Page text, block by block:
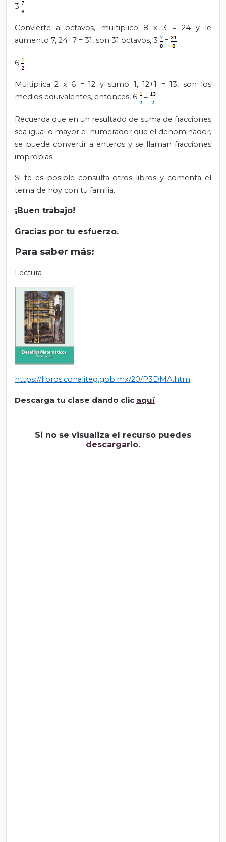
3
Convierte a octavos, multiplico 8 x 3 = 24 y le
aumento 7, 24+7 = 31, son 31 octavos, 3
=
6
Multiplica 2 x 6 = 12 y sumo 1, 12+1 = 13, son los
medios equivalentes, entonces, 6
=
Recuerda que en un resultado de suma de fracciones
sea igual o mayor el numerador que el denominador,
se puede convertir a enteros y se llaman fracciones
impropias.
Si te es posible consulta otros libros y comenta el
tema de hoy con tu familia.
¡Buen trabajo!
Gracias por tu esfuerzo.
Para saber más:
Lectura
https://libros.conaliteg.gob.mx/20/P3DMA.htm
Descarga tu clase dando clic aquí
Si no se visualiza el recurso puedes
descargarlo.